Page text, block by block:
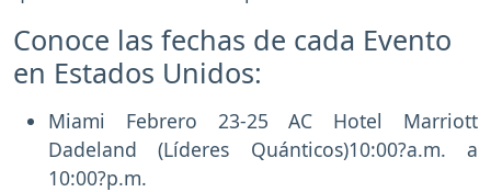
Conoce las fechas de cada Evento
en Estados Unidos:
Miami Febrero 23-25 AC Hotel Marriott
Dadeland (Líderes Quánticos)10:00?a.m. a
10:00?p.m.